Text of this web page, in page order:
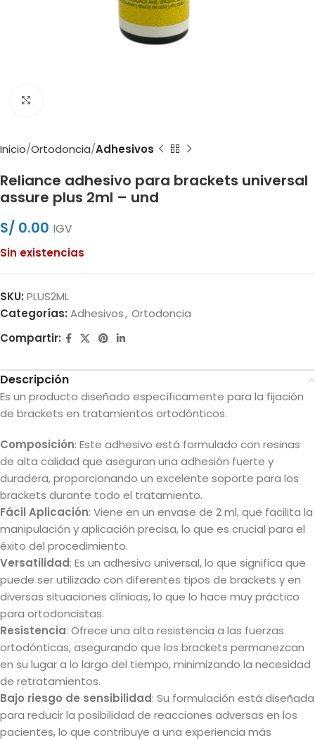
Inicio Ortodoncia Adhesivos
Reliance adhesivo para brackets universal
assure plus 2ml – und
S/ 0.00 IGV
Sin existencias
SKU: PLUS2ML
Categorías: Adhesivos, Ortodoncia
Compartir:
Descripción
Es un producto diseñado específicamente para la fijación
de brackets en tratamientos ortodónticos.
Composición: Este adhesivo está formulado con resinas
de alta calidad que aseguran una adhesión fuerte y
duradera, proporcionando un excelente soporte para los
brackets durante todo el tratamiento.
Fácil Aplicación: Viene en un envase de 2 ml, que facilita la
manipulación y aplicación precisa, lo que es crucial para el
éxito del procedimiento.
Versatilidad: Es un adhesivo universal, lo que significa que
puede ser utilizado con diferentes tipos de brackets y en
diversas situaciones clínicas, lo que lo hace muy práctico
para ortodoncistas.
Resistencia: Ofrece una alta resistencia a las fuerzas
ortodónticas, asegurando que los brackets permanezcan
en su lugar a lo largo del tiempo, minimizando la necesidad
de retratamientos.
Bajo riesgo de sensibilidad: Su formulación está diseñada
para reducir la posibilidad de reacciones adversas en los
pacientes, lo que contribuye a una experiencia más